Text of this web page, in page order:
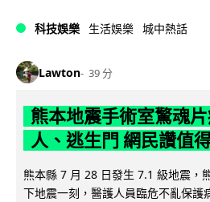
科技娛樂 生活娛樂 城中熱話
Lawton 39 分
熊本地震手術室驚魂
人、逃生門 網民讚值
熊本縣 7 月 28 日發生 7.1 級地震，
下地震一刻，醫護人員臨危不亂保護